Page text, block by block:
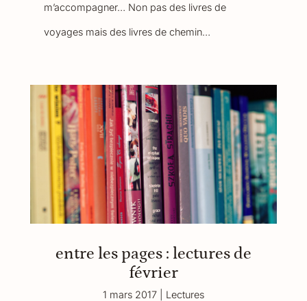
m’accompagner… Non pas des livres de
voyages mais des livres de chemin…
entre les pages : lectures de
février
1 mars 2017| Lectures